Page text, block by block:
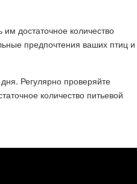
достаточное количество
предпочтения ваших птиц и
Регулярно проверяйте
количество питьевой